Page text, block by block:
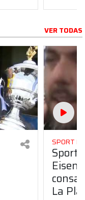
VER TODAS
SPORT
Sport
La